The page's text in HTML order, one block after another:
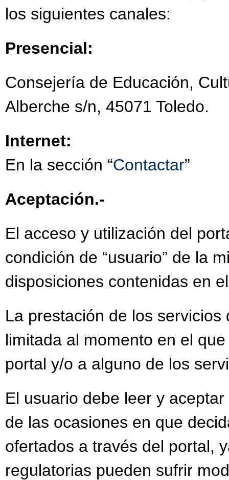
los siguientes canales:
Presencial:
Consejería de Educación,
Alberche s/n, 45071 Toledo.
Internet:
En la sección “Contactar”
Aceptación.-
El acceso y utilización del
condición de “usuario” de la
disposiciones contenidas en
La prestación de los
limitada al momento en el
portal y/o a alguno de los
El usuario debe leer y
de las ocasiones en que
ofertados a través del portal,
regulatorias pueden sufrir